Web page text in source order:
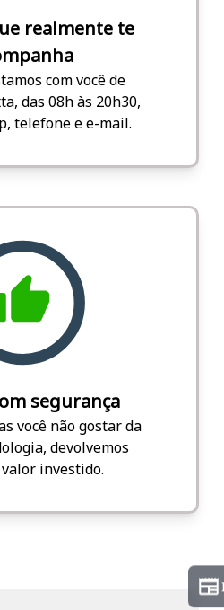
realmente te
com você de
das 08h às 20h30,
telefone e e-mail.
segurança
você não gostar da
devolvemos
valor investido.